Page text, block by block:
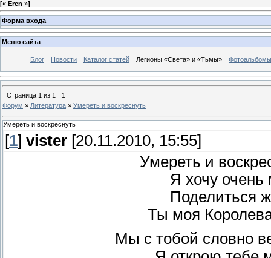
[« Eren »]
Форма входа
Меню сайта
Блог Новости Каталог статей Легионы «Света» и «Тьмы» Фотоальбомы
Страница 1 из 1
1
Форум » Литература » Умереть и воскреснуть
Умереть и воскреснуть
[1] vister [20.11.2010, 15:55]
Умереть и
Я хочу очень
Поделиться
Ты моя
Мы с тобой словно